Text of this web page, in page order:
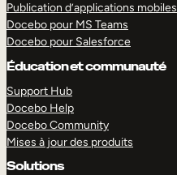
Publication d’applications mobiles
Docebo pour MS Teams
Docebo pour Salesforce
Éducation et communauté
Support Hub
Docebo Help
Docebo Community
Mises à jour des produits
Solutions